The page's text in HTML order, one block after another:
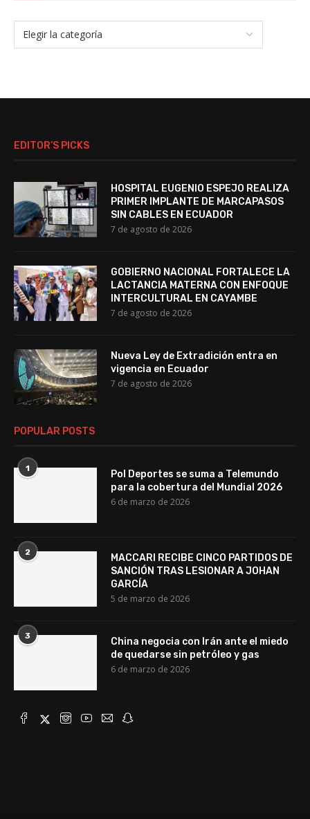
EDITOR’S PICKS
HOSPITAL EUGENIO ESPEJO REALIZA
PRIMER IMPLANTE DE MARCAPASOS
SIN CABLES EN ECUADOR
7 de agosto de 2026
GOBIERNO NACIONAL FORTALECE LA
LACTANCIA MATERNA CON ENFOQUE
INTERCULTURAL EN CAYAMBE
7 de agosto de 2026
Nueva Ley de Extradición entra en
vigencia en Ecuador
7 de agosto de 2026
POPULAR POSTS
1
Pol Deportes se suma a Telemundo
para la cobertura del Mundial 2026
6 de marzo de 2026
2
MACCARI RECIBE CINCO PARTIDOS DE
SANCIÓN TRAS LESIONAR A JOHAN
GARCÍA
5 de marzo de 2026
3
China negocia con Irán ante el miedo
de quedarse sin petróleo y gas
6 de marzo de 2026